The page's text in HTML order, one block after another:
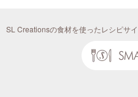
SL Creationsの食材を使ったレシピサ